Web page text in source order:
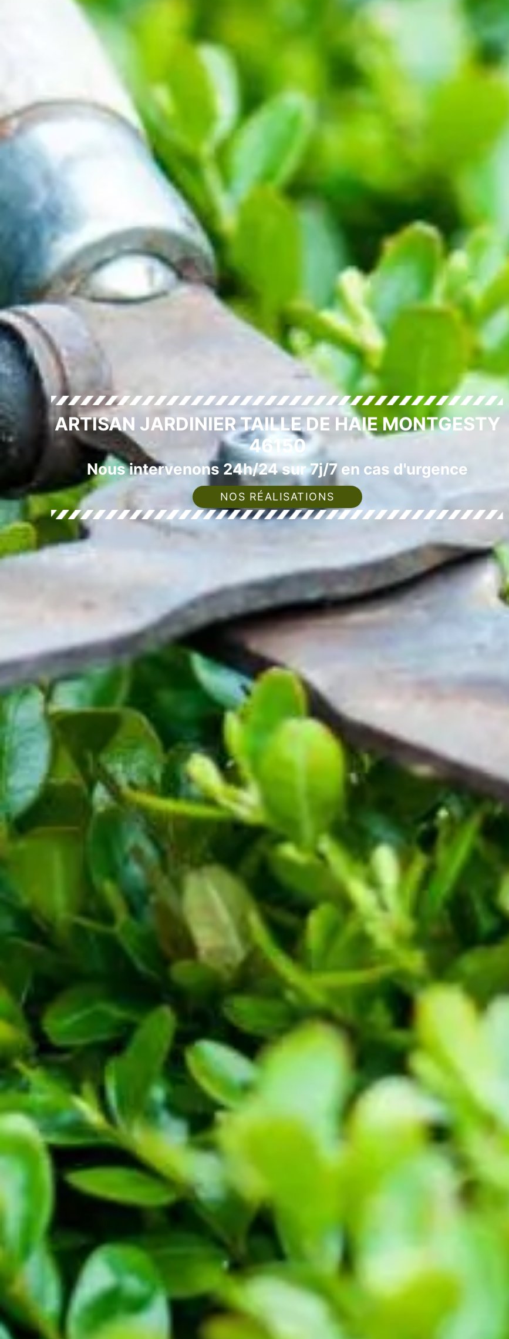
ARTISAN JARDINIER TAILLE DE HAIE MONTGESTY
46150
Nous intervenons 24h/24 sur 7j/7 en cas d'urgence
NOS RÉALISATIONS